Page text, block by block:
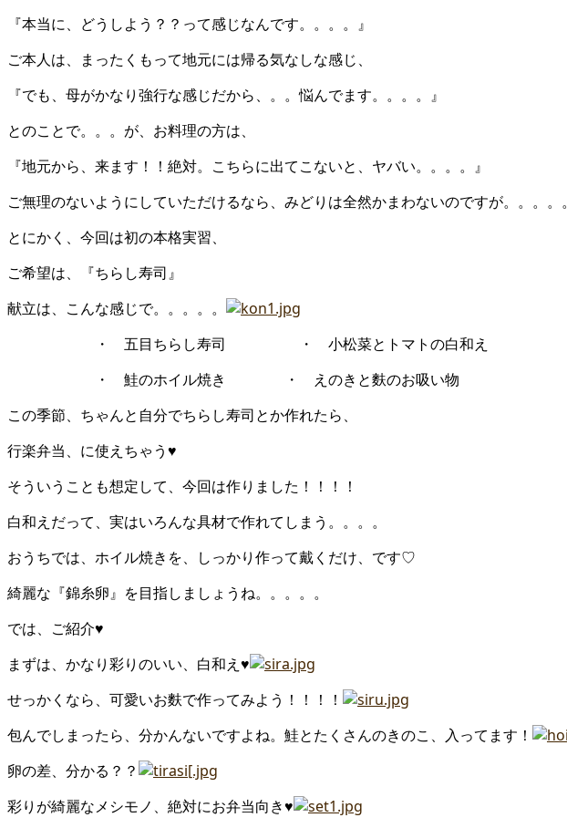
『本当に、どうしよう？？って感じなんです。。。。』
ご本人は、まったくもって地元には帰る気なしな感じ、
『でも、母がかなり強行な感じだから、。。悩んでます。。。。』
とのことで。。。が、お料理の方は、
『地元から、来ます！！絶対。こちらに出てこないと、ヤバい。。。。』
ご無理のないようにしていただけるなら、みどりは全然かまわないのですが。。。。。
とにかく、今回は初の本格実習、
ご希望は、『ちらし寿司』
献立は、こんな感じで。。。。。
・ 五目ちらし寿司 ・ 小松菜とトマトの白和え
・ 鮭のホイル焼き ・ えのきと麩のお吸い物
この季節、ちゃんと自分でちらし寿司とか作れたら、
行楽弁当、に使えちゃう♥
そういうことも想定して、今回は作りました！！！！
白和えだって、実はいろんな具材で作れてしまう。。。。
おうちでは、ホイル焼きを、しっかり作って戴くだけ、です♡
綺麗な『錦糸卵』を目指しましょうね。。。。。
では、ご紹介♥
まずは、かなり彩りのいい、白和え♥
せっかくなら、可愛いお麩で作ってみよう！！！！
包んでしまったら、分かんないですよね。鮭とたくさんのきのこ、入ってます！
卵の差、分かる？？
彩りが綺麗なメシモノ、絶対にお弁当向き♥